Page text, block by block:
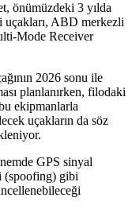
önümüzdeki 3 yılda
ABD merkezli
Mode Receiver
2026 sonu ile
planlanırken, filodaki
ekipmanlarla
uçakların da söz
GPS sinyal
(spoofing) gibi